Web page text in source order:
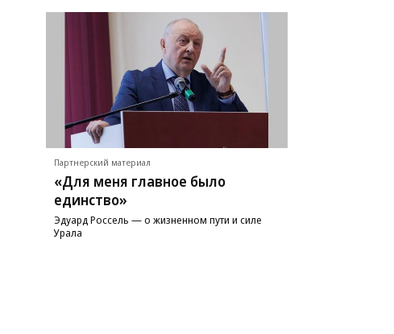
Партнерский материал
«Для меня главное было
единство»
Эдуард Россель — о жизненном пути и силе
Урала